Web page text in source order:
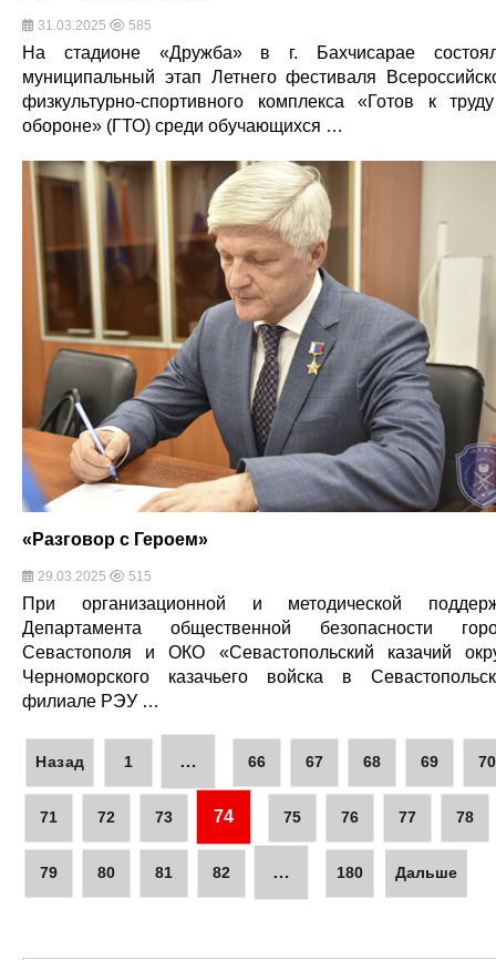
31.03.2025 585
На стадионе «Дружба» в г. Бахчисарае
муниципальный этап Летнего фестиваля
физкультурно-спортивного комплекса «Готов к
обороне» (ГТО) среди обучающихся …
«Разговор с Героем»
29.03.2025 515
При организационной и методической
Департамента общественной безопасности
Севастополя и ОКО «Севастопольский казачий
Черноморского казачьего войска в
филиале РЭУ …
Назад 1 … 66 67 68 69 70
71 72 73 74 75 76 77 78
79 80 81 82 … 180 Дальше